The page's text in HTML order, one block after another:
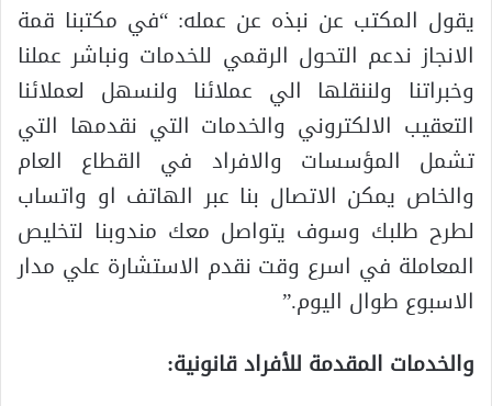
يقول المكتب عن نبذه عن عمله: “في مكتبنا قمة
الانجاز ندعم التحول الرقمي للخدمات ونباشر عملنا
وخبراتنا ولننقلها الي عملائنا ولنسهل لعملائنا
التعقيب الالكتروني والخدمات التي نقدمها التي
تشمل المؤسسات والافراد في القطاع العام
والخاص يمكن الاتصال بنا عبر الهاتف او واتساب
لطرح طلبك وسوف يتواصل معك مندوبنا لتخليص
المعاملة في اسرع وقت نقدم الاستشارة علي مدار
الاسبوع طوال اليوم.”
والخدمات المقدمة للأفراد قانونية: